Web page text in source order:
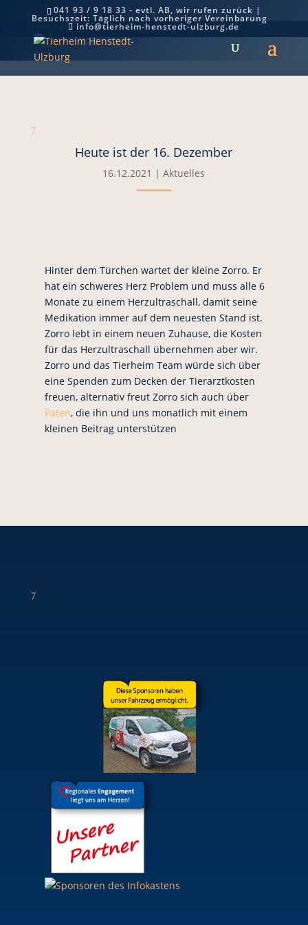
041 93 / 9 18 33 - evtl. AB, wir rufen zurück |
Besuchszeit: Täglich nach vorheriger Vereinbarung
info@tierheim-henstedt-ulzburg.de
Heute ist der 16. Dezember
7
Heute ist der 16. Dezember
16.12.2021 |Aktuelles
Hinter dem Türchen wartet der kleine Zorro. Er
hat ein schweres Herz Problem und muss alle 6
Monate zu einem Herzultraschall, damit seine
Medikation immer auf dem neuesten Stand ist.
Zorro lebt in einem neuen Zuhause, die Kosten
für das Herzultraschall übernehmen aber wir.
Zorro und das Tierheim Team würde sich über
eine Spenden zum Decken der Tierarztkosten
freuen, alternativ freut Zorro sich auch über
Paten, die ihn und uns monatlich mit einem
kleinen Beitrag unterstützen
7